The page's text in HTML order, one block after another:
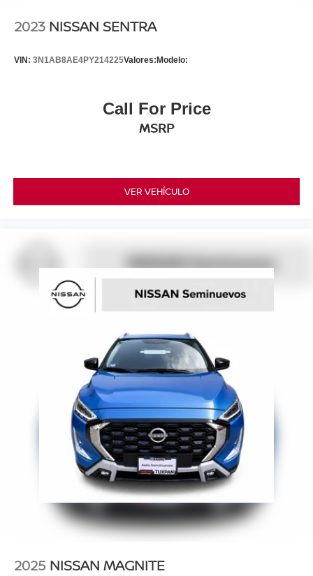
2023 NISSAN SENTRA
VIN: 3N1AB8AE4PY214225Valores: Modelo:
Call For Price
MSRP
VER VEHÍCULO
2025 NISSAN MAGNITE